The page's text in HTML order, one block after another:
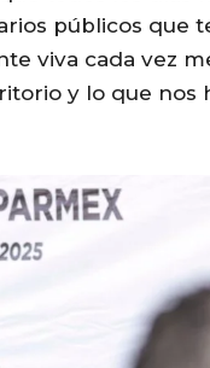
públicos que
viva cada vez
y lo que nos